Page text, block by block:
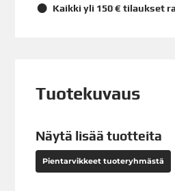
Kaikki yli 150 € tilaukset
Tuotekuvaus
Näytä lisää tuotteita
Pientarvikkeet tuoteryhmästä